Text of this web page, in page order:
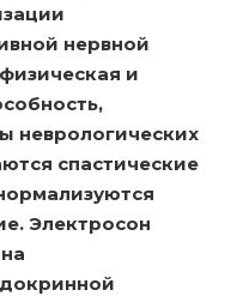
нервной
и
неврологических
спастические
Электросон